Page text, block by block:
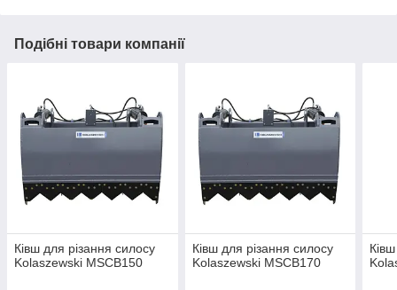
Подібні товари компанії
Ківш для різання силосу
Kolaszewski MSCB150
Ківш для різання силосу
Kolaszewski MSCB170